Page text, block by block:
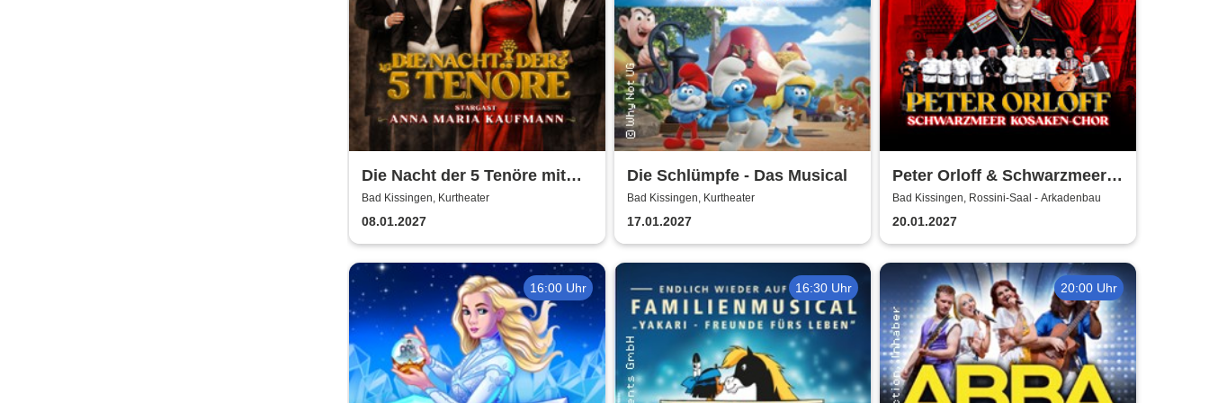
Die Nacht der 5 Tenöre mit
Anna Maria Kaufmann
Bad Kissingen, Kurtheater
08.01.2027
Die Schlümpfe - Das Musical
Bad Kissingen, Kurtheater
17.01.2027
Peter Orloff & Schwarzmeer
Kosaken Chor - Die
Abschiedstournee - Die
Zugabe
Bad Kissingen, Rossini-Saal - Arkadenbau
20.01.2027
16:00 Uhr 16:30 Uhr 20:00 Uhr